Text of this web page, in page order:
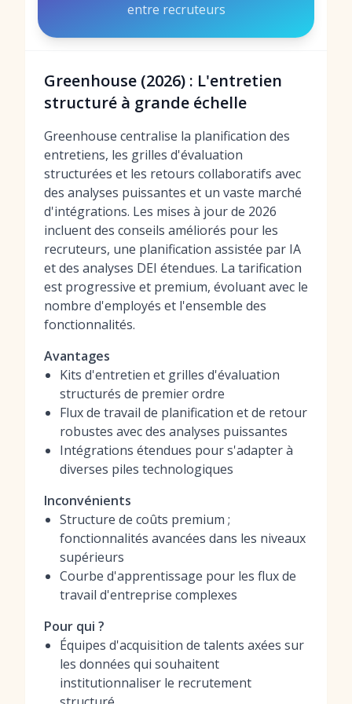
entre recruteurs
Greenhouse (2026) : L'entretien
structuré à grande échelle
Greenhouse centralise la planification des
entretiens, les grilles d'évaluation
structurées et les retours collaboratifs avec
des analyses puissantes et un vaste marché
d'intégrations. Les mises à jour de 2026
incluent des conseils améliorés pour les
recruteurs, une planification assistée par IA
et des analyses DEI étendues. La tarification
est progressive et premium, évoluant avec le
nombre d'employés et l'ensemble des
fonctionnalités.
Avantages
Kits d'entretien et grilles d'évaluation
structurés de premier ordre
Flux de travail de planification et de retour
robustes avec des analyses puissantes
Intégrations étendues pour s'adapter à
diverses piles technologiques
Inconvénients
Structure de coûts premium ;
fonctionnalités avancées dans les niveaux
supérieurs
Courbe d'apprentissage pour les flux de
travail d'entreprise complexes
Pour qui ?
Équipes d'acquisition de talents axées sur
les données qui souhaitent
institutionnaliser le recrutement